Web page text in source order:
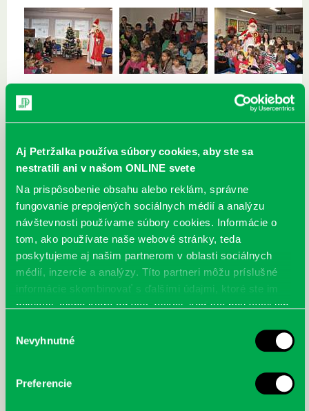
Aj Petržalka používa súbory cookies, aby ste sa
nestratili ani v našom ONLINE svete
Na prispôsobenie obsahu alebo reklám, správne
fungovanie prepojených sociálnych médií a analýzu
návštevnosti používame súbory cookies. Informácie o
tom, ako používate naše webové stránky, teda
poskytujeme aj našim partnerom v oblasti sociálnych
médií, inzercie a analýzy. Títo partneri môžu príslušné
informácie skombinovať s ďalšími údajmi, ktoré ste im
poskytli, alebo ktoré od vás získali, keď ste používali ich
súhlasu
Nevyhnutné
Preferencie
mikulas-07.JPG mikulas-08.JPG mikulas-09.JPG